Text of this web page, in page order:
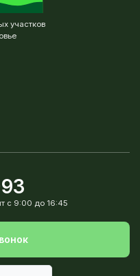
участков
с 9:00 до 16:45